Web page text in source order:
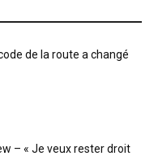
de la route a changé
– « Je veux rester droit